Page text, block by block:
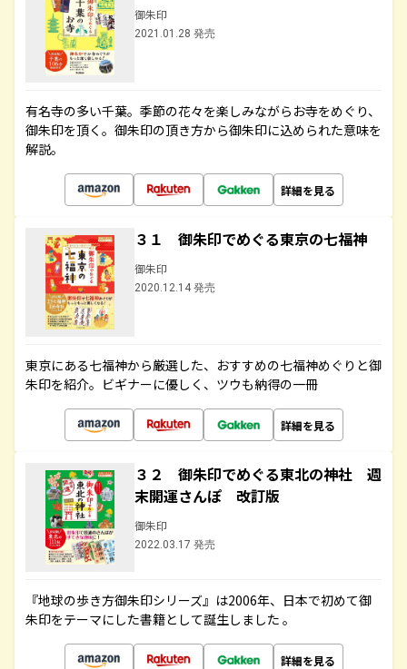
御朱印
2021.01.28 発売
有名寺の多い千葉。季節の花々を楽しみながらお寺をめぐり、
御朱印を頂く。御朱印の頂き方から御朱印に込められた意味を
解説。
詳細を見る
３１ 御朱印でめぐる東京の七福神
御朱印
2020.12.14 発売
東京にある七福神から厳選した、おすすめの七福神めぐりと御
朱印を紹介。ビギナーに優しく、ツウも納得の一冊
詳細を見る
３２ 御朱印でめぐる東北の神社 週
末開運さんぽ 改訂版
御朱印
2022.03.17 発売
『地球の歩き方御朱印シリーズ』は2006年、日本で初めて御
朱印をテーマにした書籍として誕生しました 。
詳細を見る